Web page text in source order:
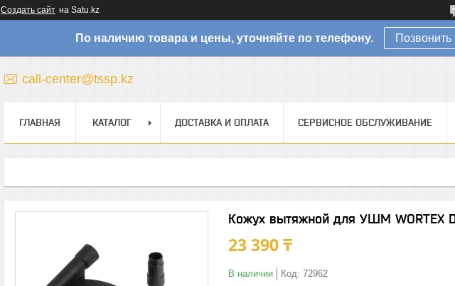
Создать сайт на Satu.kz
По наличию товара и цены, уточняйте по телефону. Позвонить
call-center@tssp.kz
ГЛАВНАЯ КАТАЛОГ ДОСТАВКА И ОПЛАТА СЕРВИСНОЕ ОБСЛУЖИВАНИЕ
Кожух вытяжной для УШМ WORTEX
23 390 ₸
В наличии Код: 72962